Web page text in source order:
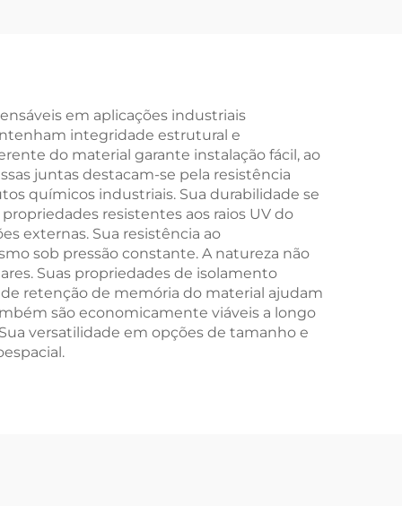
em aplicações industriais
integridade estrutural e
do material garante instalação fácil, ao
juntas destacam-se pela resistência
químicos industriais. Sua durabilidade se
resistentes aos raios UV do
externas. Sua resistência ao
sob pressão constante. A natureza não
Suas propriedades de isolamento
retenção de memória do material ajudam
são economicamente viáveis a longo
versatilidade em opções de tamanho e